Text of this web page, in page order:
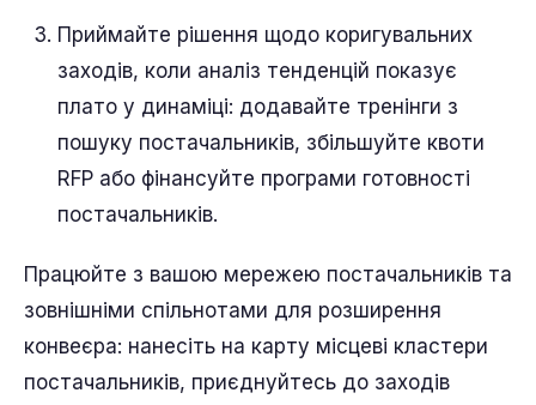
Приймайте рішення щодо коригувальних
заходів, коли аналіз тенденцій показує
плато у динаміці: додавайте тренінги з
пошуку постачальників, збільшуйте квоти
RFP або фінансуйте програми готовності
постачальників.
Працюйте з вашою мережею постачальників та
зовнішніми спільнотами для розширення
конвеєра: нанесіть на карту місцеві кластери
постачальників, приєднуйтесь до заходів